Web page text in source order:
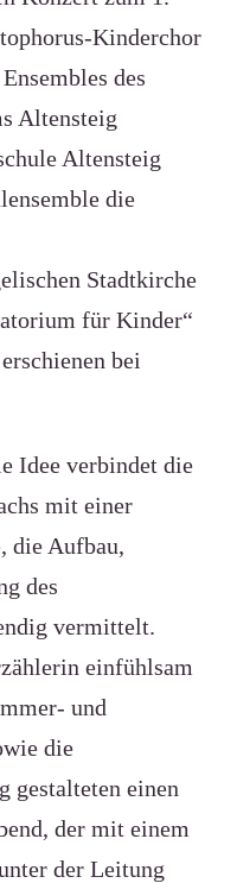
Kinderchor
des
Altensteig
Altensteig
die
Stadtkirche
für Kinder“
bei
Idee verbindet die
mit einer
die Aufbau,
des
vermittelt.
einfühlsam
und
die
gestalteten einen
der mit einem
der Leitung